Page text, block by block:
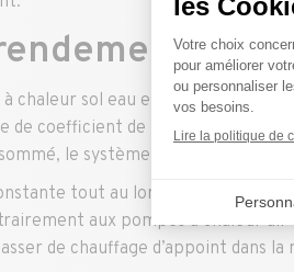
est-
chaleur sol eau est
coefficient de performance
le système peut produire
tout au long de l’année, car
aux pompes à chaleur air
de chauffage d’appoint dans la